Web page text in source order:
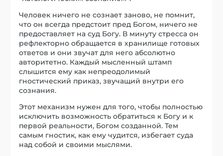
Человек ничего не сознает заново, не помнит,
что он всегда предстоит пред Богом, ничего не
предоставляет на суд Богу. В минуту стресса он
рефлекторно обращается в хранилище готовых
ответов и они звучат для него абсолютно
авторитетно. Каждый мысленный штамп
слышится ему как непреодолимый
гностический приказ, звучащий внутри его
сознания.
Этот механизм нужен для того, чтобы полностью
исключить возможность обратиться к Богу и к
первой реальности, Богом созданной. Тем
самым гностик, как ему чудится, избегает суда
над собой и своими мыслями.